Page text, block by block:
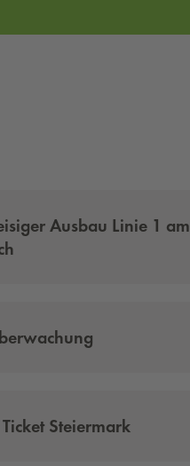
Ausbau Linie 1 am
Steiermark